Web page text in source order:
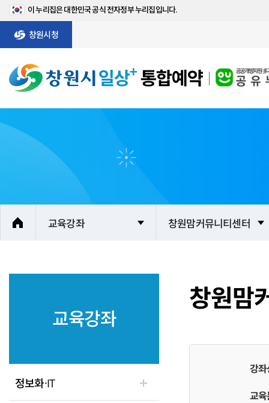
이 누리집은 대한민국 공식 전자정부 누리집입니다.
창원시청
교육강좌 창원맘커뮤니티센터
교육강좌
정보화·IT
창원맘
강
교